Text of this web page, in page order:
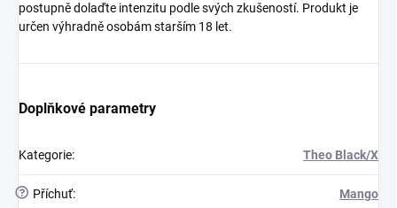
postupně dolaďte intenzitu podle svých zkušeností. Produkt je
určen výhradně osobám starším 18 let.
Doplňkové parametry
Kategorie: Theo Black/X
? Příchuť: Mango